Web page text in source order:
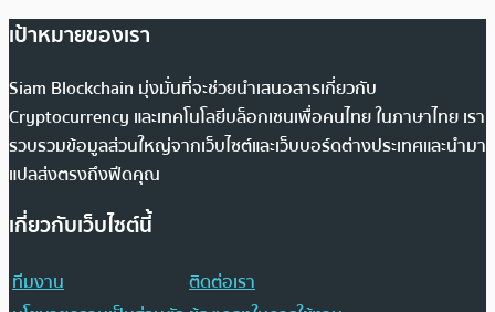
เป้าหมายของเรา
Siam Blockchain มุ่งมั่นที่จะช่วยนำเสนอสารเกี่ยวกับ
Cryptocurrency และเทคโนโลยีบล็อกเชนเพื่อคนไทย ในภาษาไทย เรา
รวบรวมข้อมูลส่วนใหญ่จากเว็บไซต์และเว็บบอร์ดต่างประเทศและนำมา
แปลส่งตรงถึงฟีดคุณ
เกี่ยวกับเว็บไซต์นี้
ทีมงาน
ติดต่อเรา